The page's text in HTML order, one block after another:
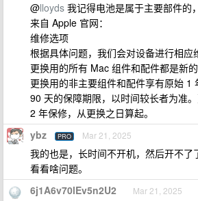
@lloyds 我记得电池是属于主要部件的
来自 Apple 官网：
维修选项
根据具体问题，我们会对设备进行相应
更换用的所有 Mac 组件和配件都是新的
更换用的非主要组件和配件享有原始 1
90 天的保障期限，以时间较长者为准
2 年保修，从更换之日算起。
ybz PRO Mar 21, 2025
我的也是，长时间不开机，然后开不了
看看啥问题。
6j1A6v70lEv5n2U2 Mar 21, 2025